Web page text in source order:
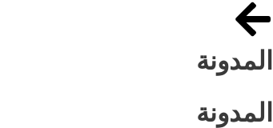
المدونة
المدونة